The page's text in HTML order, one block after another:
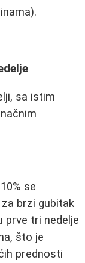
sa istim
se
brzi gubitak
prve tri nedelje
što je
prednosti